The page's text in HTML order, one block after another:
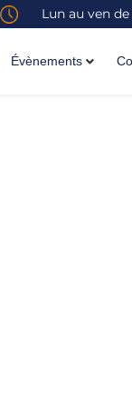
Lun au ven
Évènements